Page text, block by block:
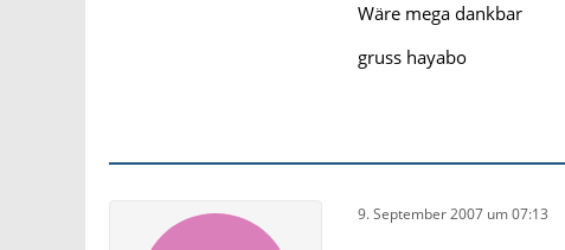
Wäre mega dankbar
gruss hayabo
9. September 2007 um 07:13